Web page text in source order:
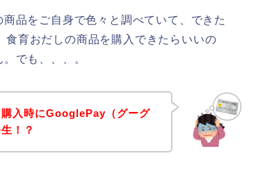
品をご自身で色々と調べていて、できた
育おだしの商品を購入できたらいいの
でも、、、。
入時にGooglePay（グーグ
！？